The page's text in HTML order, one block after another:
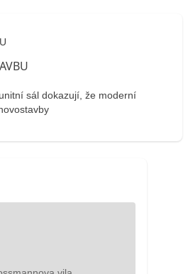
sál dokazují, že moderní